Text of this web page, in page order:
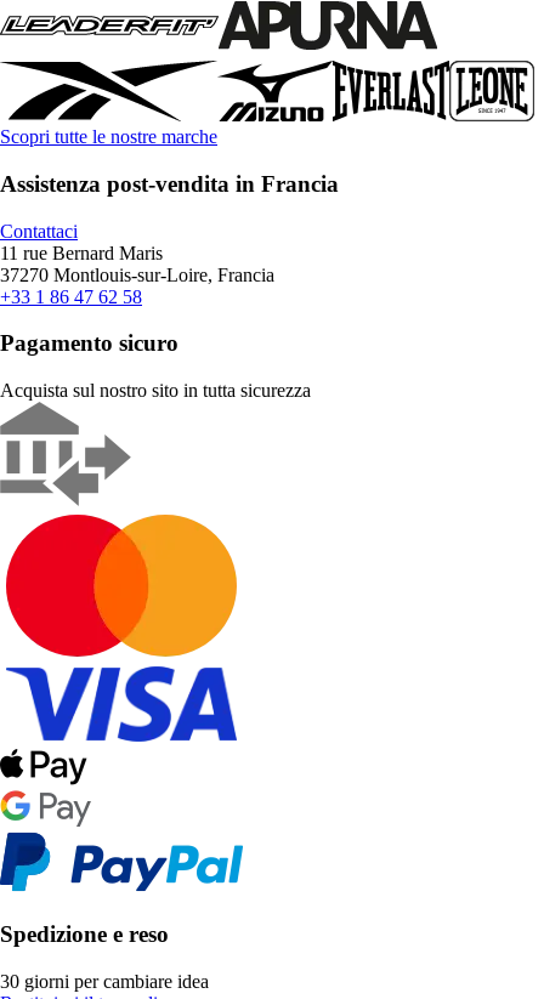
Scopri tutte le nostre marche
Assistenza post-vendita in Francia
Contattaci
11 rue Bernard Maris
37270 Montlouis-sur-Loire, Francia
+33 1 86 47 62 58
Pagamento sicuro
Acquista sul nostro sito in tutta sicurezza
Spedizione e reso
30 giorni per cambiare idea